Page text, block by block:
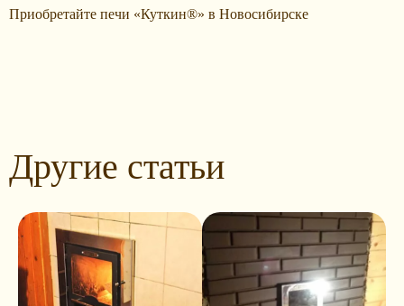
Приобретайте печи «Куткин®» в Новосибирске
Другие статьи